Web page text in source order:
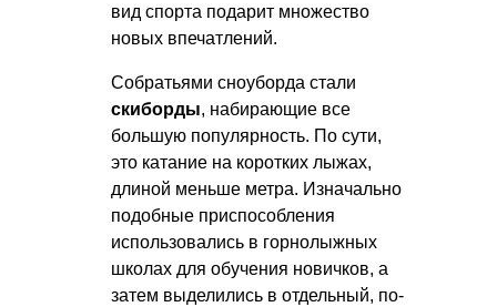
вид спорта подарит множество
новых впечатлений.
Собратьями сноуборда стали
скиборды, набирающие все
большую популярность. По сути,
это катание на коротких лыжах,
длиной меньше метра. Изначально
подобные приспособления
использовались в горнолыжных
школах для обучения новичков, а
затем выделились в отдельный, по-